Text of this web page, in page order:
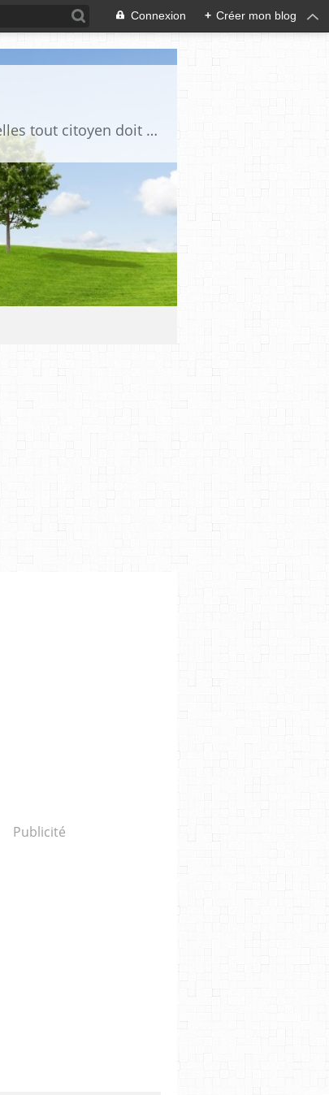
Connexion + Créer mon blog
Ce blog est destiné à stimuler l'intérêt du lecteur pour des questions de société auxquelles tout citoyen doit être en mesure d'apporter des réponses, individuelles ou collectives, en conscience et en responsabilité !
Publicité